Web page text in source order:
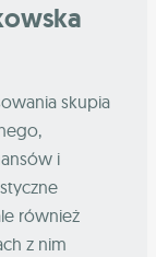
skupia
i
również
z nim